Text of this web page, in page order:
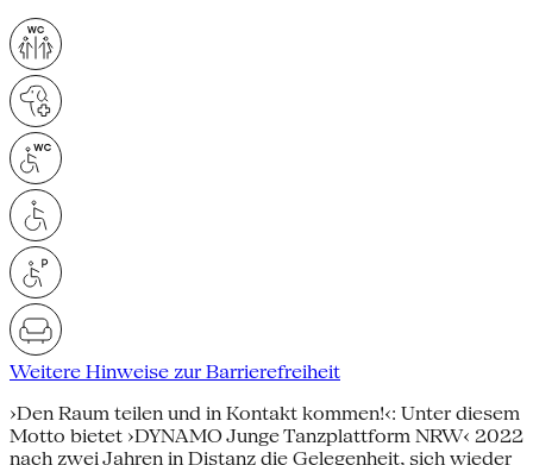
Weitere Hinweise zur Barrierefreiheit
›Den Raum teilen und in Kontakt kommen!‹: Unter diesem
Motto bietet ›DYNAMO Junge Tanzplattform NRW‹ 2022
nach zwei Jahren in Distanz die Gelegenheit, sich wieder